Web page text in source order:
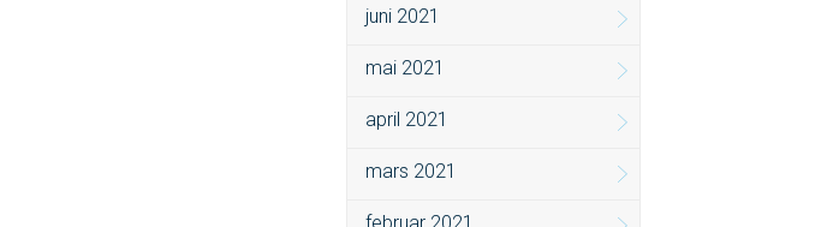
juni 2021
mai 2021
april 2021
mars 2021